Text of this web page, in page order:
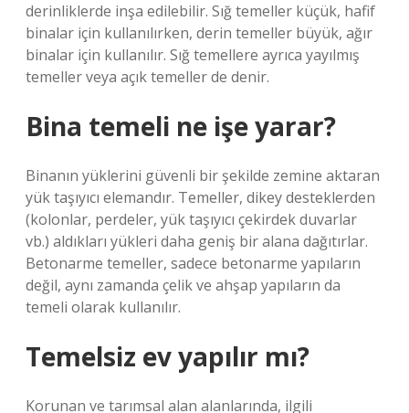
derinliklerde inşa edilebilir. Sığ temeller küçük, hafif
binalar için kullanılırken, derin temeller büyük, ağır
binalar için kullanılır. Sığ temellere ayrıca yayılmış
temeller veya açık temeller de denir.
Bina temeli ne işe yarar?
Binanın yüklerini güvenli bir şekilde zemine aktaran
yük taşıyıcı elemandır. Temeller, dikey desteklerden
(kolonlar, perdeler, yük taşıyıcı çekirdek duvarlar
vb.) aldıkları yükleri daha geniş bir alana dağıtırlar.
Betonarme temeller, sadece betonarme yapıların
değil, aynı zamanda çelik ve ahşap yapıların da
temeli olarak kullanılır.
Temelsiz ev yapılır mı?
Korunan ve tarımsal alan alanlarında, ilgili